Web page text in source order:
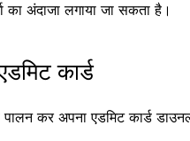
का अंदाजा लगाया जा सकता है।
कार्ड
पालन कर अपना एडमिट कार्ड